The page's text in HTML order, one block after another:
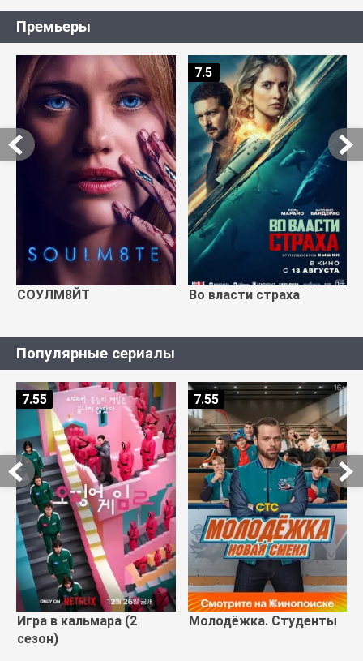
Премьеры
СОУЛМ8ЙТ Во власти страха
7.5
Популярные сериалы
Игра в кальмара (2
сезон)
7.55
Молодёжка. Студенты
7.55